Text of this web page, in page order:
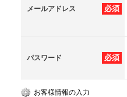
必須
メールアドレス
必須
パスワード
お客様情報の入力